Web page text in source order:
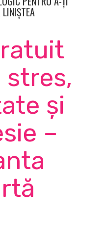
și
–